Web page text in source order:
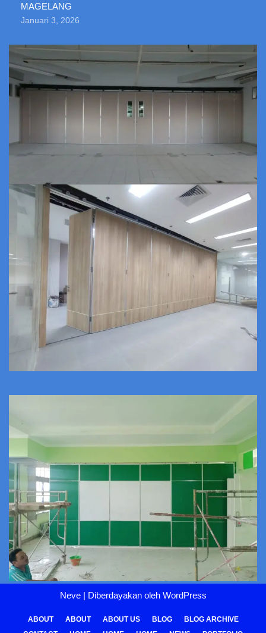
MAGELANG
Januari 3, 2026
Neve| Diberdayakan oleh WordPress
ABOUT ABOUT ABOUT US BLOG
BLOG ARCHIVE